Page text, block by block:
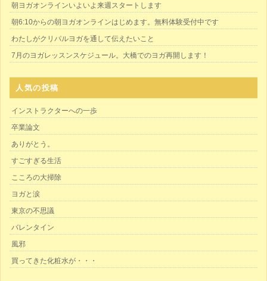
朝ヨガオンラインいよいよ来週スタートします
朝6:10からの朝ヨガオンラインはじめます。無料体験受付中です
わたしがクリパルヨガを通して伝えたいこと
7月のヨガレッスンスケジュール。大橋でのヨガ再開します！
人気の投稿
インストラクターへの一歩
卒業論文
ありがとう。
すごすぎる生活
こころの大掃除
ヨガと涙
東京の不思議
バレンタイン
風邪
買ってきた化粧水が・・・